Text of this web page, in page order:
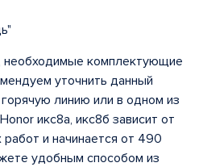
необходимые комплектующие
уточнить данный
линию или в одном из
икс8а, икс8б зависит от
и начинается от 490
удобным способом из